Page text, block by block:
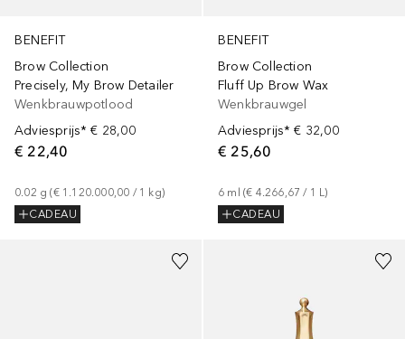
BENEFIT
Brow Collection
Precisely, My Brow Detailer
Wenkbrauwpotlood
Adviesprijs* € 28,00
€ 22,40
0.02 g (€ 1.120.000,00 / 1 kg)
CADEAU
BENEFIT
Brow Collection
Fluff Up Brow Wax
Wenkbrauwgel
Adviesprijs* € 32,00
€ 25,60
6 ml (€ 4.266,67 / 1 L)
CADEAU
+7